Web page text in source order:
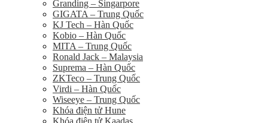
Granding – Singarpore
GIGATA – Trung Quốc
KJ Tech – Hàn Quốc
Kobio – Hàn Quốc
MITA – Trung Quốc
Ronald Jack – Malaysia
Suprema – Hàn Quốc
ZKTeco – Trung Quốc
Virdi – Hàn Quốc
Wiseeye – Trung Quốc
Khóa điện tử Hune
Khóa điện tử Kaadas